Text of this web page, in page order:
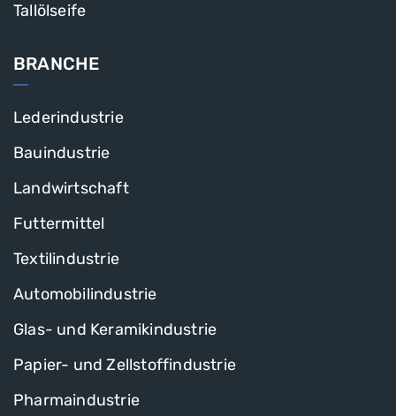
Tallölseife
BRANCHE
Lederindustrie
Bauindustrie
Landwirtschaft
Futtermittel
Textilindustrie
Automobilindustrie
Glas- und Keramikindustrie
Papier- und Zellstoffindustrie
Pharmaindustrie